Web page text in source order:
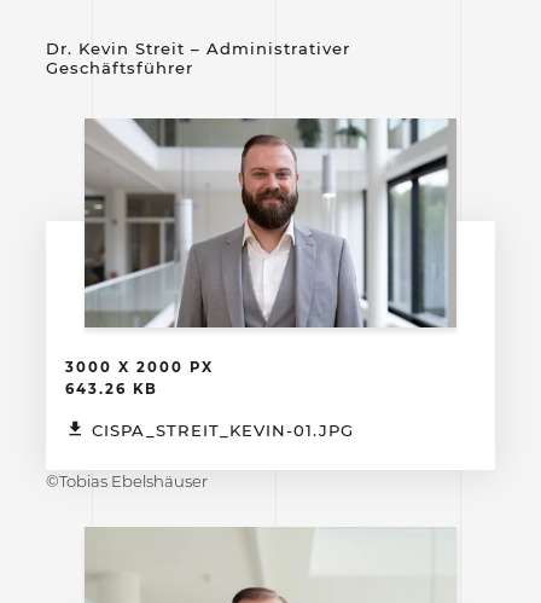
Dr. Kevin Streit – Administrativer
Geschäftsführer
3000 X 2000 PX
643.26 KB
CISPA_STREIT_KEVIN-01.JPG
©Tobias Ebelshäuser